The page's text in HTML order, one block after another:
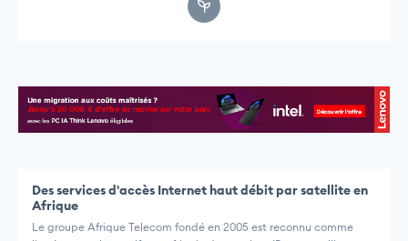
Des services d'accès Internet haut débit par satellite en
Afrique
Le groupe Afrique Telecom fondé en 2005 est reconnu comme